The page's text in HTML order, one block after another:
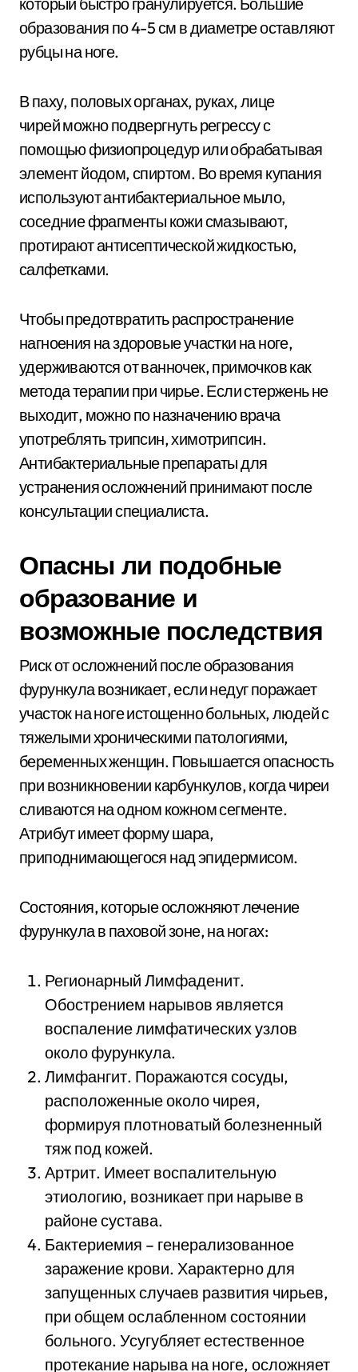
образования по 4-5 см в диаметре оставляют
рубцы на ноге.
В паху, половых органах, руках, лице
чирей можно подвергнуть регрессу с
помощью физиопроцедур или обрабатывая
элемент йодом, спиртом. Во время купания
используют антибактериальное мыло,
соседние фрагменты кожи смазывают,
протирают антисептической жидкостью,
салфетками.
Чтобы предотвратить распространение
нагноения на здоровые участки на ноге,
удерживаются от ванночек, примочков как
метода терапии при чирье. Если стержень не
выходит, можно по назначению врача
употреблять трипсин, химотрипсин.
Антибактериальные препараты для
устранения осложнений принимают после
консультации специалиста.
Опасны ли подобные
образование и
возможные последствия
Риск от осложнений после образования
фурункула возникает, если недуг поражает
участок на ноге истощенно больных, людей с
тяжелыми хроническими патологиями,
беременных женщин. Повышается опасность
при возникновении карбункулов, когда чиреи
сливаются на одном кожном сегменте.
Атрибут имеет форму шара,
приподнимающегося над эпидермисом.
Состояния, которые осложняют лечение
фурункула в паховой зоне, на ногах:
Регионарный Лимфаденит.
Обострением нарывов является
воспаление лимфатических узлов
около фурункула.
Лимфангит. Поражаются сосуды,
расположенные около чирея,
формируя плотноватый болезненный
тяж под кожей.
Артрит. Имеет воспалительную
этиологию, возникает при нарыве в
районе сустава.
Бактериемия – генерализованное
заражение крови. Характерно для
запущенных случаев развития чирьев,
при общем ослабленном состоянии
больного. Усугубляет естественное
протекание нарыва на ноге, осложняет